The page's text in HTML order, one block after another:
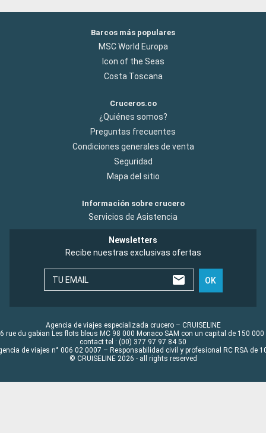
Barcos más populares
MSC World Europa
Icon of the Seas
Costa Toscana
Cruceros.co
¿Quiénes somos?
Preguntas frecuentes
Condiciones generales de venta
Seguridad
Mapa del sitio
Información sobre crucero
Servicios de Asistencia
Newsletters
Recibe nuestras exclusivas ofertas
TU EMAIL OK
Agencia de viajes especializada crucero – CRUISELINE
rue du gabian Les flots bleus MC 98 000 Monaco SAM con un capital de 150 000
contact tel : (00) 377 97 97 84 50
de viajes n° 006 02 0007 – Responsabilidad civil y profesional RC RSA de
© CRUISELINE 2026 - all rights reserved